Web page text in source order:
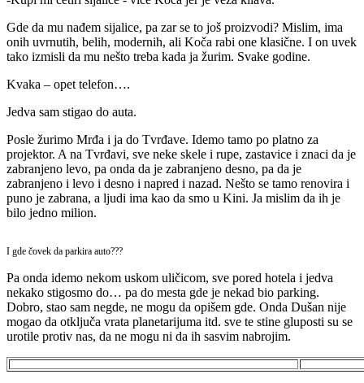
Gde da mu nađem sijalice, pa zar se to još proizvodi? Mislim, ima
onih uvrnutih, belih, modernih, ali Koča rabi one klasične. I on uvek
tako izmisli da mu nešto treba kada ja žurim. Svake godine.
Kvaka – opet telefon….
Jedva sam stigao do auta.
Posle žurimo Mrđa i ja do Tvrđave. Idemo tamo po platno za
projektor. A na Tvrđavi, sve neke skele i rupe, zastavice i znaci da je
zabranjeno levo, pa onda da je zabranjeno desno, pa da je
zabranjeno i levo i desno i napred i nazad. Nešto se tamo renovira i
puno je zabrana, a ljudi ima kao da smo u Kini. Ja mislim da ih je
bilo jedno milion.
I gde čovek da parkira auto???
Pa onda idemo nekom uskom uličicom, sve pored hotela i jedva
nekako stigosmo do… pa do mesta gde je nekad bio parking.
Dobro, stao sam negde, ne mogu da opišem gde. Onda Dušan nije
mogao da otključa vrata planetarijuma itd. sve te stine gluposti su se
urotile protiv nas, da ne mogu ni da ih sasvim nabrojim.